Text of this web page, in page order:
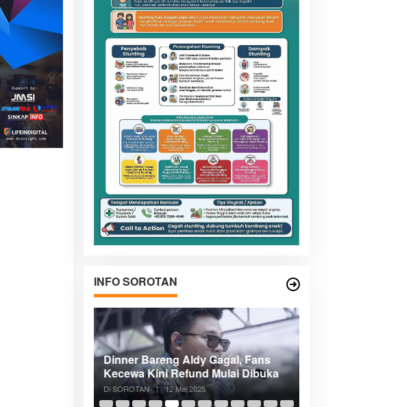
INFO SOROTAN
Riau
Dinner Bareng Aldy Gagal, Fans
Kecewa Kini Refund Mulai Dibuka
Di SOROTAN | 12 Mei 2025